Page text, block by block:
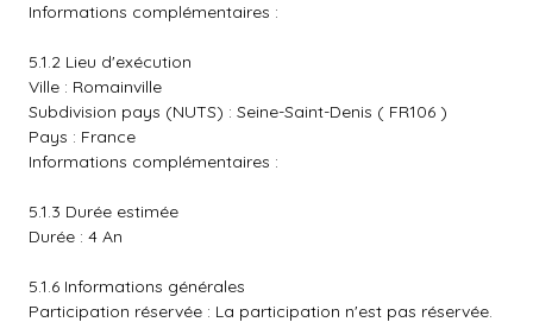
Informations complémentaires :
5.1.2 Lieu d'exécution
Ville : Romainville
Subdivision pays (NUTS) : Seine-Saint-Denis ( FR106 )
Pays : France
Informations complémentaires :
5.1.3 Durée estimée
Durée : 4 An
5.1.6 Informations générales
Participation réservée : La participation n'est pas réservée.